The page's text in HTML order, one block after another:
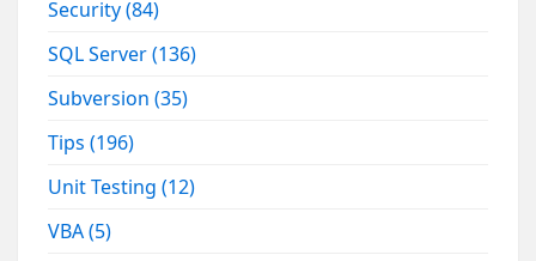
Security(84)
SQL Server(136)
Subversion(35)
Tips(196)
Unit Testing(12)
VBA(5)